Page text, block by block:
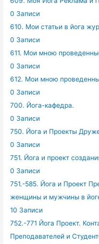
0 Записи
610. Мои статьи в йога
0 Записи
611. Мои мною
0 Записи
612. Мои мною
0 Записи
700. Йога-кафедра.
0 Записи
750. Йога и Проекты
0 Записи
751. Йога и проект
0 Записи
751.-585. Йога и Проект
женщины и мужчины в
10 Записи
752.-771 Йога Проект.
Преподавателей и